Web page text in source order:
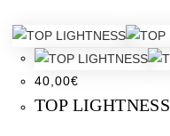
40,00€
TOP LIGHTNESS